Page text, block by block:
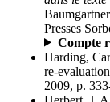
Presses
Compte
Harding,
re-
2009, p.